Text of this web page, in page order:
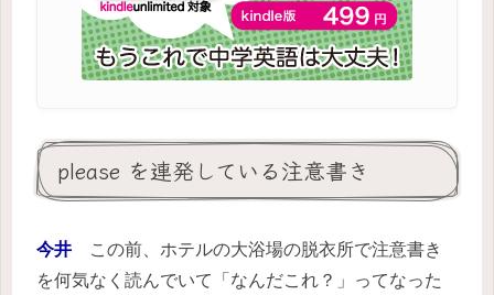
please を連発している注意書き
今井 この前、ホテルの大浴場の脱衣所で注意書き
を何気なく読んでいて「なんだこれ？」ってなった